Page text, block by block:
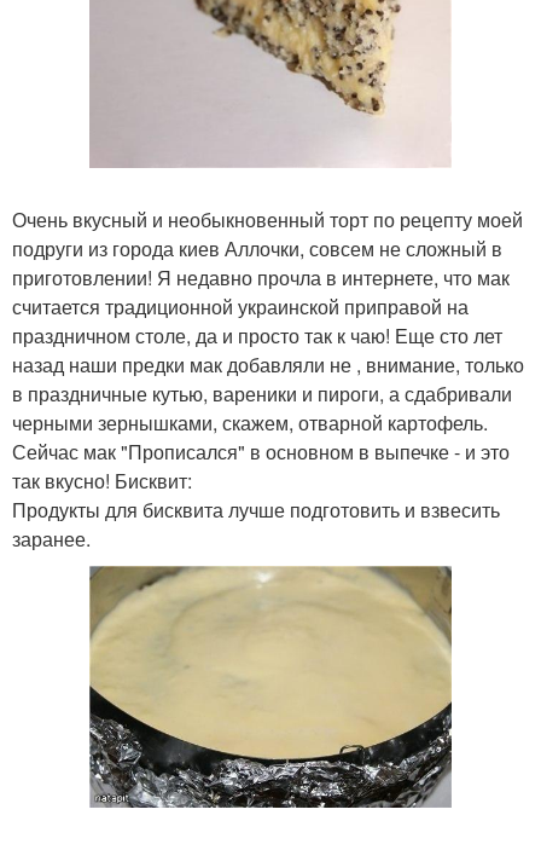
Очень вкусный и необыкновенный торт по рецепту моей
подруги из города киев Аллочки, совсем не сложный в
приготовлении! Я недавно прочла в интернете, что мак
считается традиционной украинской приправой на
праздничном столе, да и просто так к чаю! Еще сто лет
назад наши предки мак добавляли не , внимание, только
в праздничные кутью, вареники и пироги, а сдабривали
черными зернышками, скажем, отварной картофель.
Сейчас мак "Прописался" в основном в выпечке - и это
так вкусно! Бисквит:
Продукты для бисквита лучше подготовить и взвесить
заранее.